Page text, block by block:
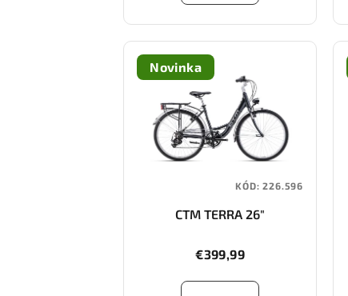
Novinka
CTM TERRA 26"
€399,99
KÓD:226.596